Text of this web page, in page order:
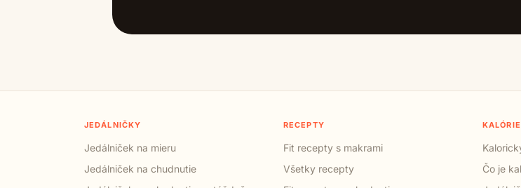
JEDÁLNIČKY
Jedálniček na mieru
Jedálniček na chudnutie
RECEPTY
Fit recepty s makrami
Všetky recepty
Čo je